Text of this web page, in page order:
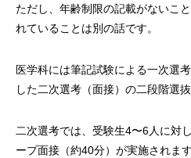
ただし、年齢制限の記載がないこ
れていることは別の話です。
医学科には筆記試験による一次選
した二次選考（面接）の二段階選
二次選考では、受験生4〜6人に対
ープ面接（約40分）が実施されま